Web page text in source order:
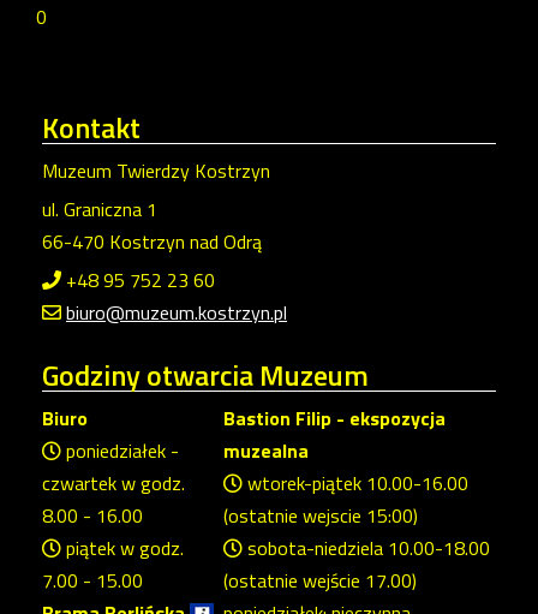
0
Kontakt
Muzeum Twierdzy Kostrzyn
ul. Graniczna 1
66-470 Kostrzyn nad Odrą
+48 95 752 23 60
biuro@muzeum.kostrzyn.pl
Godzinyotwarcia Muzeum
Biuro
poniedziałek -
czwartek w godz.
8.00 - 16.00
piątek w godz.
7.00 - 15.00
Bastion Filip - ekspozycja
muzealna
wtorek-piątek 10.00-16.00
(ostatnie wejscie 15:00)
sobota-niedziela 10.00-18.00
(ostatnie wejście 17.00)